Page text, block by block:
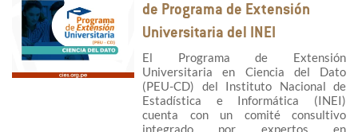
de Programa de Extensión
Universitaria del INEI
El Programa de Extensión
Universitaria en Ciencia del Dato
(PEU-CD) del Instituto Nacional de
Estadística e Informática (INEI)
cuenta con un comité consultivo
integrado por expertos en